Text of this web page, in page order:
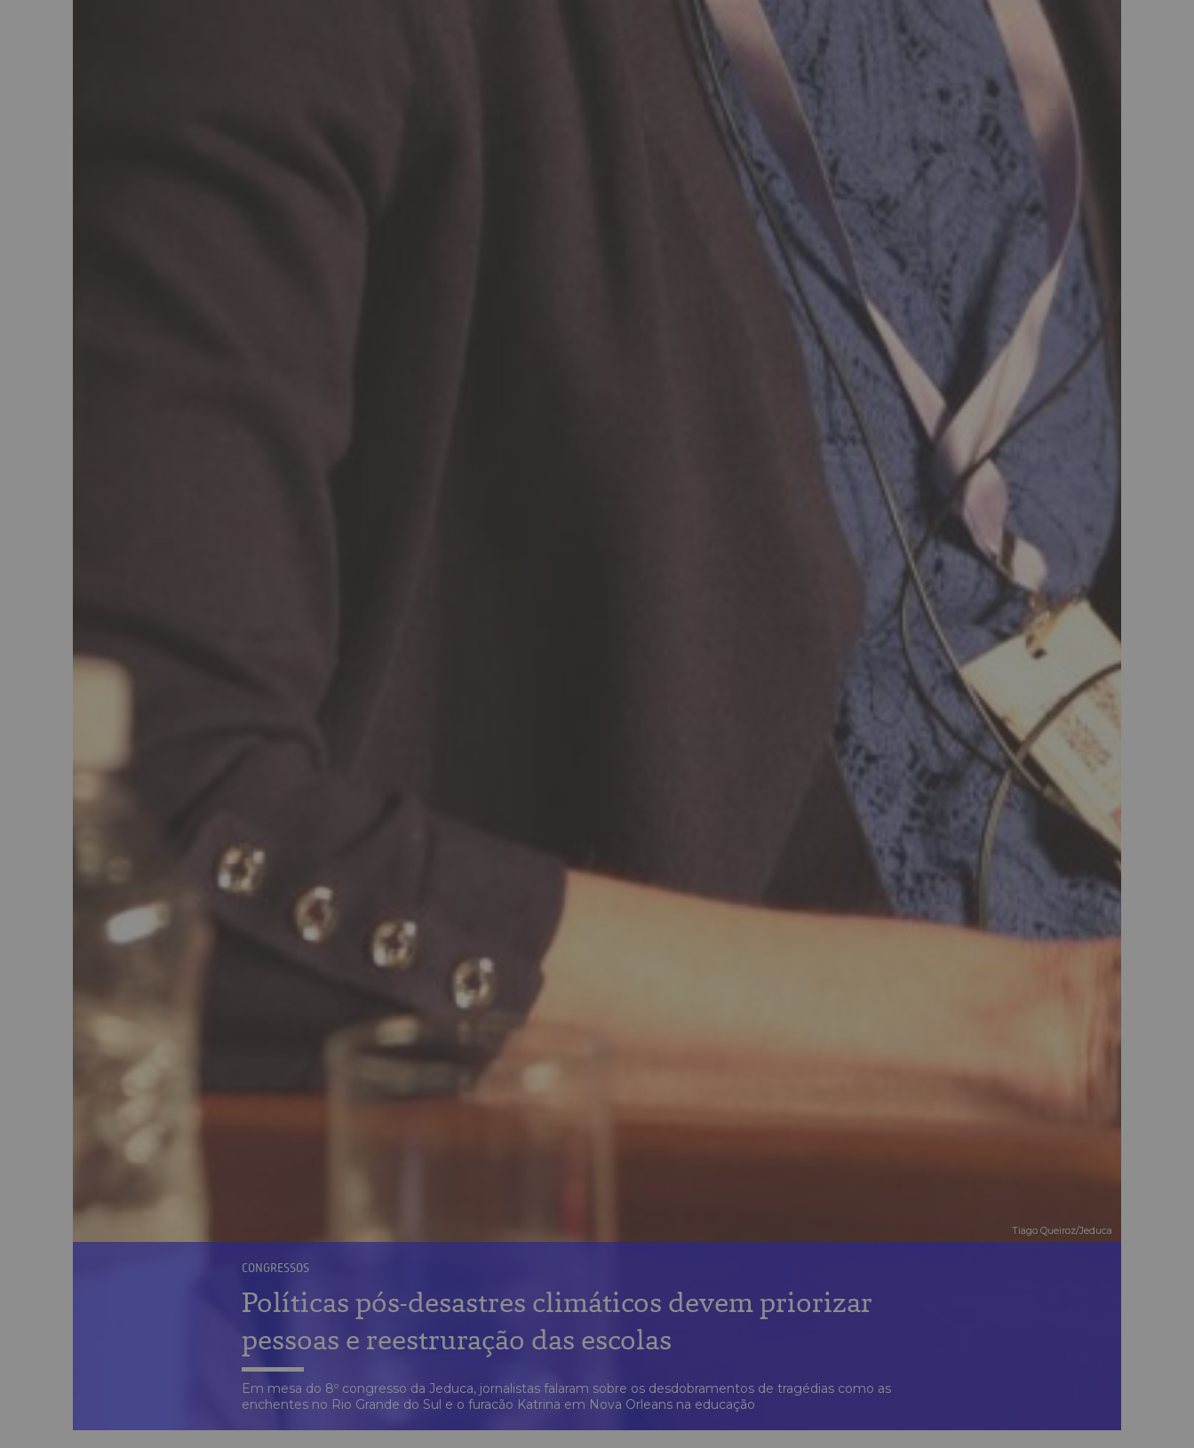
Tiago Queiroz/Jeduca
CONGRESSOS
Políticas pós-desastres climáticos devem priorizar
pessoas e reestruração das escolas
Em mesa do 8º congresso da Jeduca, jornalistas falaram sobre os desdobramentos de tragédias como as
enchentes no Rio Grande do Sul e o furacão Katrina em Nova Orleans na educação